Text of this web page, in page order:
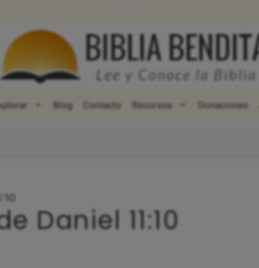
Blog Contacto Recursos Donaciones
Daniel 11:10